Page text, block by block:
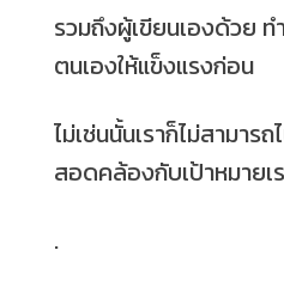
รวมถึงผู้เขียนเองด้วย
ตนเองให้แข็งแรงก่อน
ไม่เช่นนั้นเราก็ไม่สามาร
สอดคล้องกับเป้าหมายเ
.